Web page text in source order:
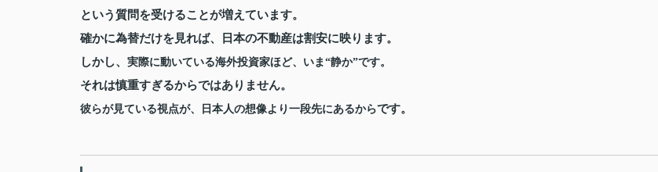
という質問を受けることが増えています。
確かに為替だけを見れば、日本の不動産は割安に映ります。
しかし、 実際に動いている海外投資家ほど、いま“静か”です。
それは慎重すぎるからではありません。
彼らが見ている視点が、日本人の想像より一段先にあるからです。